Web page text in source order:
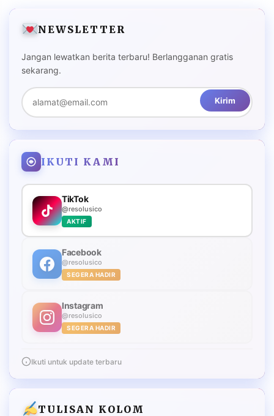
NEWSLETTER
Jangan lewatkan berita terbaru! Berlangganan gratis
sekarang.
Kirim
IKUTI KAMI
TikTok
@resolusico
AKTIF
Facebook
@resolusico
SEGERA HADIR
Instagram
@resolusico
SEGERA HADIR
Ikuti untuk update terbaru
TULISAN KOLOM